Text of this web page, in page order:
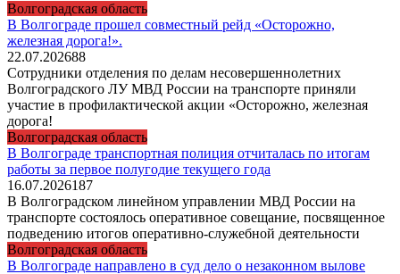
Волгоградская область
В Волгограде прошел совместный рейд «Осторожно,
железная дорога!».
22.07.202688
Сотрудники отделения по делам несовершеннолетних
Волгоградского ЛУ МВД России на транспорте приняли
участие в профилактической акции «Осторожно, железная
дорога!
Волгоградская область
В Волгограде транспортная полиция отчиталась по итогам
работы за первое полугодие текущего года
16.07.2026187
В Волгоградском линейном управлении МВД России на
транспорте состоялось оперативное совещание, посвященное
подведению итогов оперативно-служебной деятельности
Волгоградская область
В Волгограде направлено в суд дело о незаконном вылове